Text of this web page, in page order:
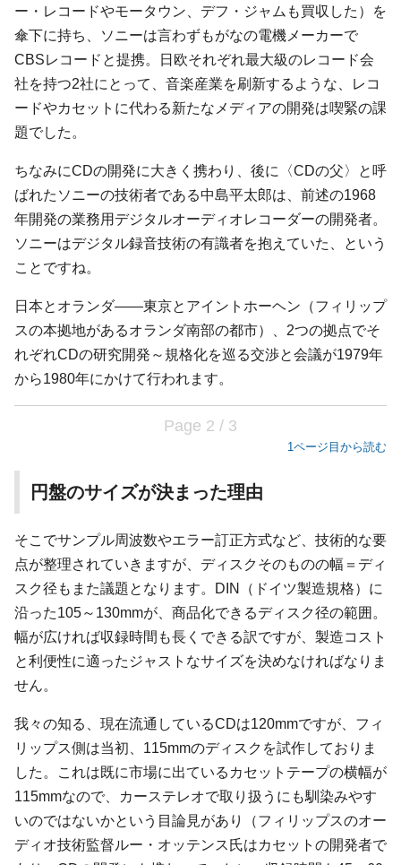
ー・レコードやモータウン、デフ・ジャムも買収した）を
傘下に持ち、ソニーは言わずもがなの電機メーカーで
CBSレコードと提携。日欧それぞれ最大級のレコード会
社を持つ2社にとって、音楽産業を刷新するような、レコ
ードやカセットに代わる新たなメディアの開発は喫緊の課
題でした。
ちなみにCDの開発に大きく携わり、後に〈CDの父〉と呼
ばれたソニーの技術者である中島平太郎は、前述の1968
年開発の業務用デジタルオーディオレコーダーの開発者。
ソニーはデジタル録音技術の有識者を抱えていた、という
ことですね。
日本とオランダ――東京とアイントホーヘン（フィリップ
スの本拠地があるオランダ南部の都市）、2つの拠点でそ
れぞれCDの研究開発～規格化を巡る交渉と会議が1979年
から1980年にかけて行われます。
Page 2 / 3
1ページ目から読む
円盤のサイズが決まった理由
そこでサンプル周波数やエラー訂正方式など、技術的な要
点が整理されていきますが、ディスクそのものの幅＝ディ
スク径もまた議題となります。DIN（ドイツ製造規格）に
沿った105～130mmが、商品化できるディスク径の範囲。
幅が広ければ収録時間も長くできる訳ですが、製造コスト
と利便性に適ったジャストなサイズを決めなければなりま
せん。
我々の知る、現在流通しているCDは120mmですが、フィ
リップス側は当初、115mmのディスクを試作しておりま
した。これは既に市場に出ているカセットテープの横幅が
115mmなので、カーステレオで取り扱うにも馴染みやす
いのではないかという目論見があり（フィリップスのオー
ディオ技術監督ルー・オッテンス氏はカセットの開発者で